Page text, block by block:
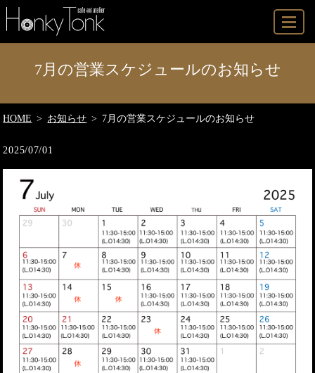
MENU
7月の営業スケジュールのお知らせ
HOME お知らせ 7月の営業スケジュールのお知らせ
2025/07/01